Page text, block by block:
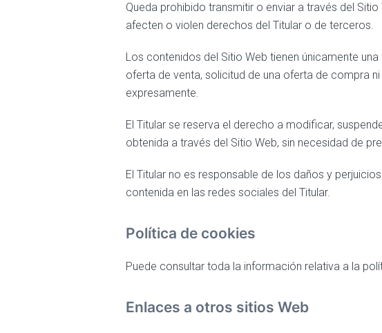
Queda prohibido transmitir o enviar a través del
afecten o violen derechos del Titular o de terceros.
Los contenidos del Sitio Web tienen únicamente
oferta de venta, solicitud de una oferta de compra
expresamente.
El Titular se reserva el derecho a modificar,
obtenida a través del Sitio Web, sin necesidad de
El Titular no es responsable de los daños y
contenida en las redes sociales del Titular.
Política de cookies
Puede consultar toda la información relativa a la
Enlaces a otros sitios Web